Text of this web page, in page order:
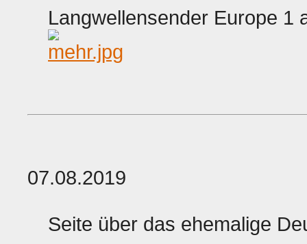
Langwellensender Europe 1
07.08.2019
Seite über das ehemalige